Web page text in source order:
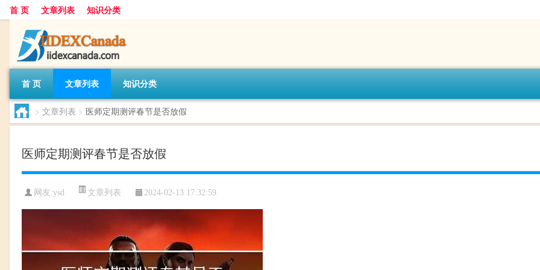
首 页 文章列表 知识分类
首 页 文章列表 知识分类
> 文章列表 > 医师定期测评春节是否放假
医师定期测评春节是否放假
网友:ysd 文章列表 2024-02-13 17:32:59